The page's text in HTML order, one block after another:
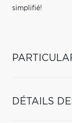
simplifié!
DÉTAILS